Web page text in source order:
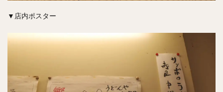
▼店内ポスター